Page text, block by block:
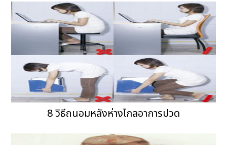
8 วิธีถนอมหลังห่างไกลอาการปวด